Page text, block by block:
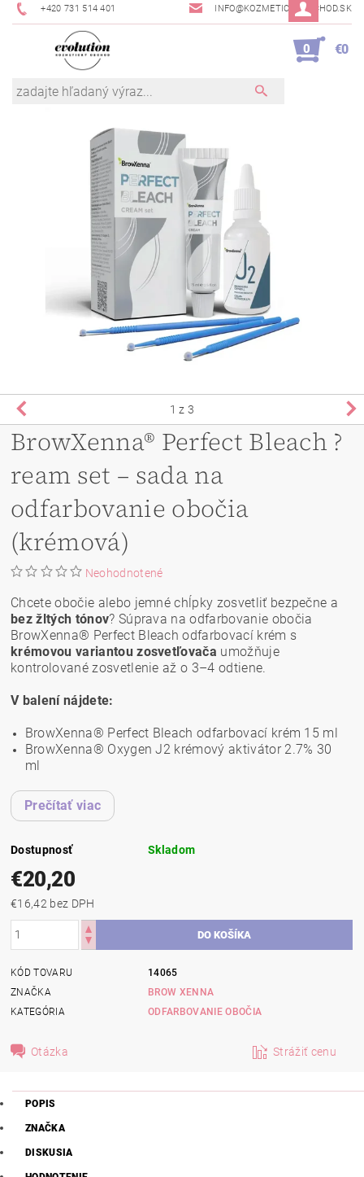
+420 731 514 401 INFO@KOZMETICKYOBCHOD.SK
0 €0
1 z 3
BrowXenna® Perfect Bleach ?
ream set – sada na
odfarbovanie obočia
(krémová)
Neohodnotené
Chcete obočie alebo jemné chĺpky zosvetliť bezpečne a
bez žltých tónov? Súprava na odfarbovanie obočia
BrowXenna® Perfect Bleach odfarbovací krém s
krémovou variantou zosvetľovača umožňuje
kontrolované zosvetlenie až o 3–4 odtiene.
V balení nájdete:
BrowXenna® Perfect Bleach odfarbovací krém 15 ml
BrowXenna® Oxygen J2 krémový aktivátor 2.7% 30
ml
Prečítať viac
Dostupnosť Skladom
€20,20
€16,42 bez DPH
KÓD TOVARU
14065
ZNAČKA
BROW XENNA
KATEGÓRIA
ODFARBOVANIE OBOČIA
Otázka Strážiť cenu
POPIS
ZNAČKA
DISKUSIA